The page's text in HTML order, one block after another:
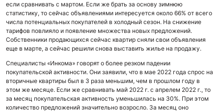
если сравнивать с мартом. Если же брать за основу зимнюю
статистику, то сейчас объявлениями интересуется около 66% от всего
числа потенциальных покупателей в холодный сезон. На снижение
тарифов повлияло и появление множества новых предложений.
Собственники продающихся сейчас квартир сняли свои объявления
еще в марте, а сейчас решили снова выставить жилье на продажу.
Специалисты «Инкома» говорят о более резком падении
покупательской активности. Они заявили, что в мае 2022 года спрос на
вторичные квартиры был в 3 раза меньшим, чем в прошлом году в
этом же месяце. Если же сравнивать май 2022 г. с апрелем 2022 г., то
за месяц покупательская активность уменьшилась на 30%. При этом
количество предложений значительно возросло. За месяц оно